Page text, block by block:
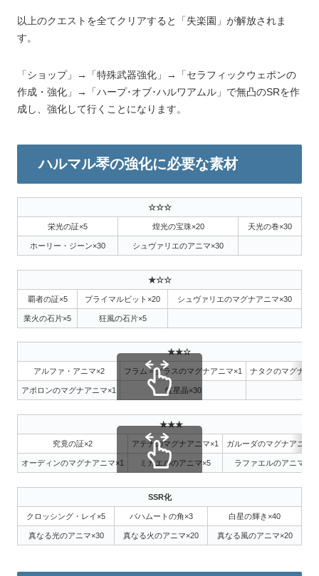
以上のクエストを全てクリアすると「失楽園」が解放されま
す。
「ショップ」→「特殊武器強化」→「セラフィックウェポンの
作成・強化」→「ハープ･オブ･ハルワアムル」で無凸のSRを作
成し、強化して行くことになります。
ハルマル琴の強化に必要な素材
☆☆☆
栄光の証×5 煌光の宝珠×20 天光の巻×30
ホーリー・ジーン×30 シュヴァリエのアニマ×30
★☆☆
覇者の証×5 プライマルビット×20 シュヴァリエのマグナアニマ×30
業火の石片×5 狂風の石片×5
★★☆
アルファ・アニマ×2 フラム＝グラスのマグナアニマ×1 ナタクのマグナア
アポロンのマグナアニマ×1 虹星晶×30
★★★
究竟の証×2 アテナのマグナアニマ×1 ガルーダのマグナアニマ
オーディンのマグナアニマ×1 ミカエルのアニマ×5 ラファエルのアニマ×5
SSR化
クロッシング・レイ×5 バハムートの角×3 白星の輝き×40
真なる光のアニマ×30 真なる火のアニマ×20 真なる風のアニマ×20